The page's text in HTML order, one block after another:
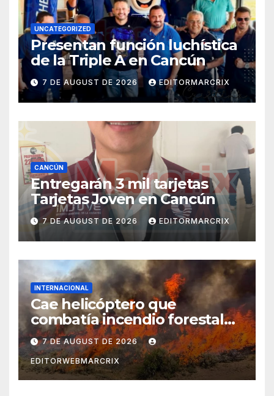
UNCATEGORIZED
Presentan función luchística
de la Triple A en Cancún
7 DE AUGUST DE 2026 EDITORMARCRIX
CANCÚN
Entregarán 3 mil tarjetas
Tarjetas Joven en Cancún
7 DE AUGUST DE 2026 EDITORMARCRIX
INTERNACIONAL
Cae helicóptero que
combatía incendio forestal
en Utah
7 DE AUGUST DE 2026
EDITORWEBMARCRIX